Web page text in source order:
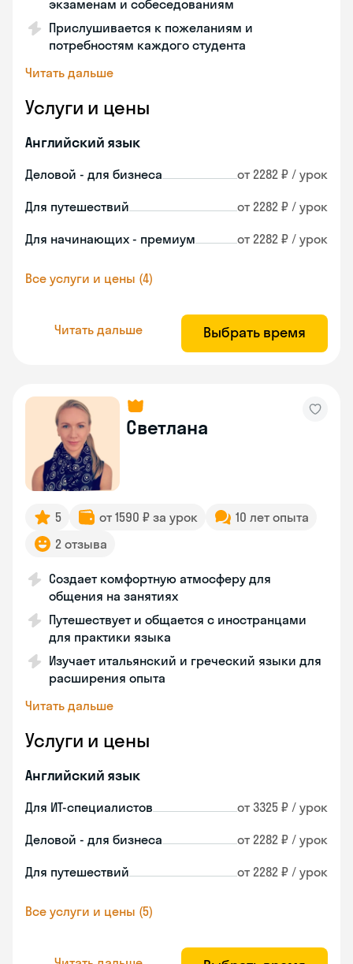
экзаменам и собеседованиям
Прислушивается к пожеланиям и
потребностям каждого студента
Читать дальше
Услуги и цены
Английский язык
Деловой - для бизнеса от 2282 ₽ / урок
Для путешествий от 2282 ₽ / урок
Для начинающих - премиум от 2282 ₽ / урок
Все услуги и цены (4)
Читать дальше Выбрать время
Светлана
5 от 1590 ₽ за урок
10 лет опыта
2 отзыва
Создает комфортную атмосферу для
общения на занятиях
Путешествует и общается с иностранцами
для практики языка
Изучает итальянский и греческий языки для
расширения опыта
Читать дальше
Услуги и цены
Английский язык
Для ИТ-специалистов от 3325 ₽ / урок
Деловой - для бизнеса от 2282 ₽ / урок
Для путешествий от 2282 ₽ / урок
Все услуги и цены (5)